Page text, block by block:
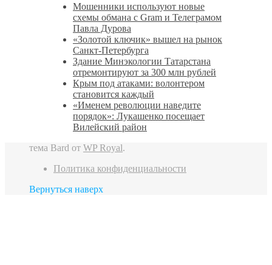
Мошенники используют новые
схемы обмана с Gram и Телеграмом
Павла Дурова
«Золотой ключик» вышел на рынок
Санкт‑Петербурга
Здание Минэкологии Татарстана
отремонтируют за 300 млн рублей
Крым под атаками: волонтером
становится каждый
«Именем революции наведите
порядок»: Лукашенко посещает
Вилейский район
тема Bard от WP Royal.
Политика конфиденциальности
Вернуться наверх